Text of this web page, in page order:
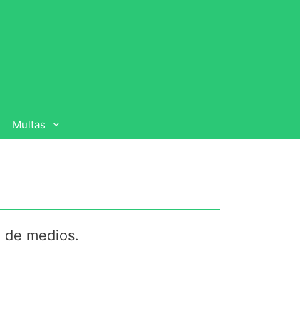
Multas
medios.